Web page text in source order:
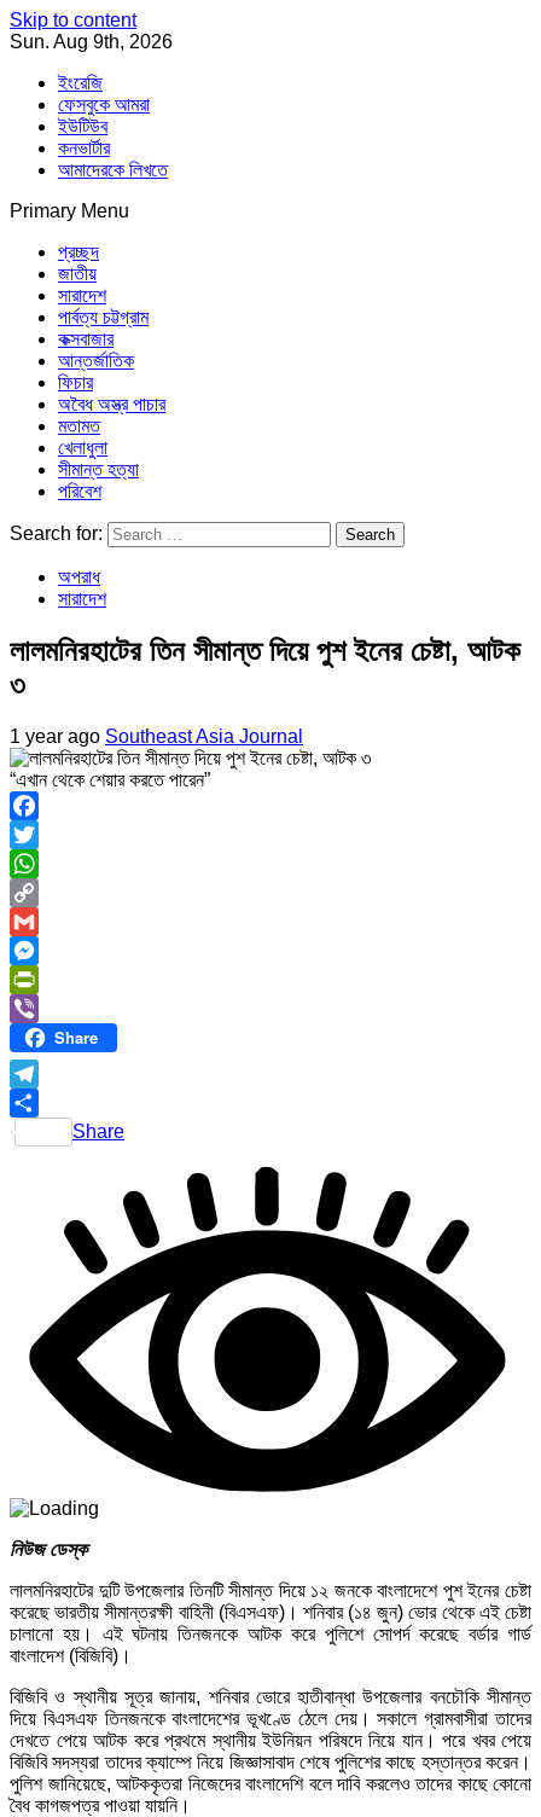
Skip to content
Sun. Aug 9th, 2026
ইংরেজি
ফেসবুকে আমরা
ইউটিউব
কনভার্টার
আমাদেরকে লিখতে
Primary Menu
Southeast Asia Journal
প্রচ্ছদ
জাতীয়
সারাদেশ
পার্বত্য চট্টগ্রাম
কক্সবাজার
আন্তর্জাতিক
ফিচার
অবৈধ অস্ত্র পাচার
মতামত
খেলাধুলা
সীমান্ত হত্যা
পরিবেশ
Search for:
অপরাধ
সারাদেশ
লালমনিরহাটের তিন সীমান্ত দিয়ে পুশ ইনের চেষ্টা, আটক
৩
1 year ago Southeast Asia Journal
“এখান থেকে শেয়ার করতে পারেন”
Facebook
Twitter
WhatsApp
Copy
Link
Gmail
Messenger
PrintFriendly
ViberShare
Telegram
Share
নিউজ ডেস্ক
লালমনিরহাটের দুটি উপজেলার তিনটি সীমান্ত দিয়ে ১২ জনকে বাংলাদেশে পুশ ইনের চেষ্টা
করেছে ভারতীয় সীমান্তরক্ষী বাহিনী (বিএসএফ)। শনিবার (১৪ জুন) ভোর থেকে এই চেষ্টা
চালানো হয়। এই ঘটনায় তিনজনকে আটক করে পুলিশে সোপর্দ করেছে বর্ডার গার্ড
বাংলাদেশ (বিজিবি)।
বিজিবি ও স্থানীয় সূত্র জানায়, শনিবার ভোরে হাতীবান্ধা উপজেলার বনচৌকি সীমান্ত
দিয়ে বিএসএফ তিনজনকে বাংলাদেশের ভূখণ্ডে ঠেলে দেয়। সকালে গ্রামবাসীরা তাদের
দেখতে পেয়ে আটক করে প্রথমে স্থানীয় ইউনিয়ন পরিষদে নিয়ে যান। পরে খবর পেয়ে
বিজিবি সদস্যরা তাদের ক্যাম্পে নিয়ে জিজ্ঞাসাবাদ শেষে পুলিশের কাছে হস্তান্তর করেন।
পুলিশ জানিয়েছে, আটককৃতরা নিজেদের বাংলাদেশি বলে দাবি করলেও তাদের কাছে কোনো
বৈধ কাগজপত্র পাওয়া যায়নি।